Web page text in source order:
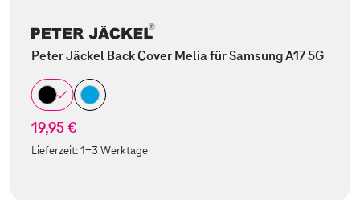
Peter Jäckel Back Cover Melia für Samsung A17 5G
19,95 €
Lieferzeit:1-3 Werktage